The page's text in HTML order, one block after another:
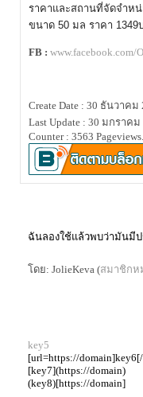
ราคาและสถานที่จัดจำห
ขนาด 50 มล ราคา
FB : www.facebook.com/
Create Date : 30 ธันวาคม
Last Update : 30 มกราค
Counter : 3563 Pageviews.
ฉันลองใช้แล้วพบว่ามันมี
ดย: JolieKeva (สมาชิกห
key5
[url=https://
[key7](https://domain)
(key8)[https://domain]